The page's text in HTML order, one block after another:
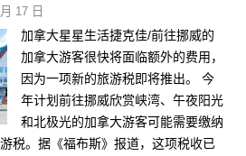
17 日
加拿大星星生活捷克佳/前往挪威的
加拿大游客很快将面临额外的费用，
因为一项新的旅游税即将推出。 今
年计划前往挪威欣赏峡湾、午夜阳光
和北极光的加拿大游客可能需要缴纳
税。据《福布斯》报道，这项税收已